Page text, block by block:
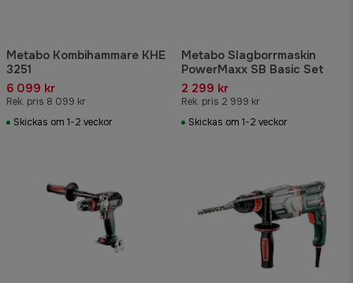
Metabo Kombihammare KHE
3251
6 099 kr
Rek. pris 8 099 kr
Skickas om 1-2 veckor
Metabo Slagborrmaskin
PowerMaxx SB Basic Set
2 299 kr
Rek. pris 2 999 kr
Skickas om 1-2 veckor